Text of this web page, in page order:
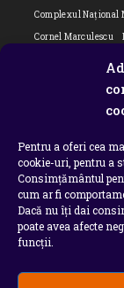
Pentru a oferi cea
cookie-uri, pentru a
Consimțământul
cum ar fi
Dacă nu îți dai
poate avea afecte
funcții.
Complexul Național
Cornel Marculescu
Isu dambovita
Ministerul Educației
Prefectura
primaria Răzvad
psiholog
Serial
Universitatea Valahia